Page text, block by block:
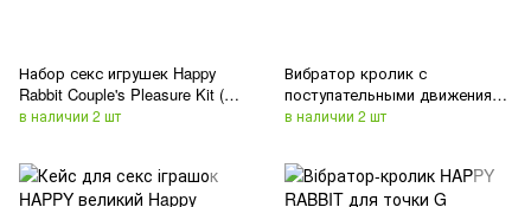
Набор секс игрушек Happy
Rabbit Couple's Pleasure Kit (7
Piece)
в наличии 2 шт
Вибратор кролик с
поступательными движениям
Happy Rabbit Curve Thrusting
в наличии 2 шт